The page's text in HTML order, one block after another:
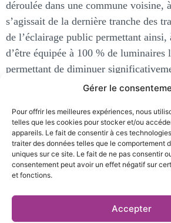
Gérer le
Pour offrir les meilleures expériences, nous
telles que les cookies pour stocker et/ou
appareils. Le fait de consentir à ces
traiter des données telles que le comportement
uniques sur ce site. Le fait de ne pas consentir
consentement peut avoir un effet négatif sur
et fonctions.
Accepter
déroulée dans une commune voisine,
s’agissait de la dernière tranche des
de l’éclairage public permettant ainsi,
d’être équipée à 100 % de luminaires
permettant de diminuer
énergétique de la commune ont été